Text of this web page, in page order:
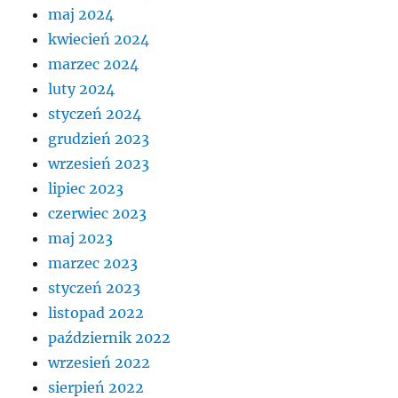
maj 2024
kwiecień 2024
marzec 2024
luty 2024
styczeń 2024
grudzień 2023
wrzesień 2023
lipiec 2023
czerwiec 2023
maj 2023
marzec 2023
styczeń 2023
listopad 2022
październik 2022
wrzesień 2022
sierpień 2022